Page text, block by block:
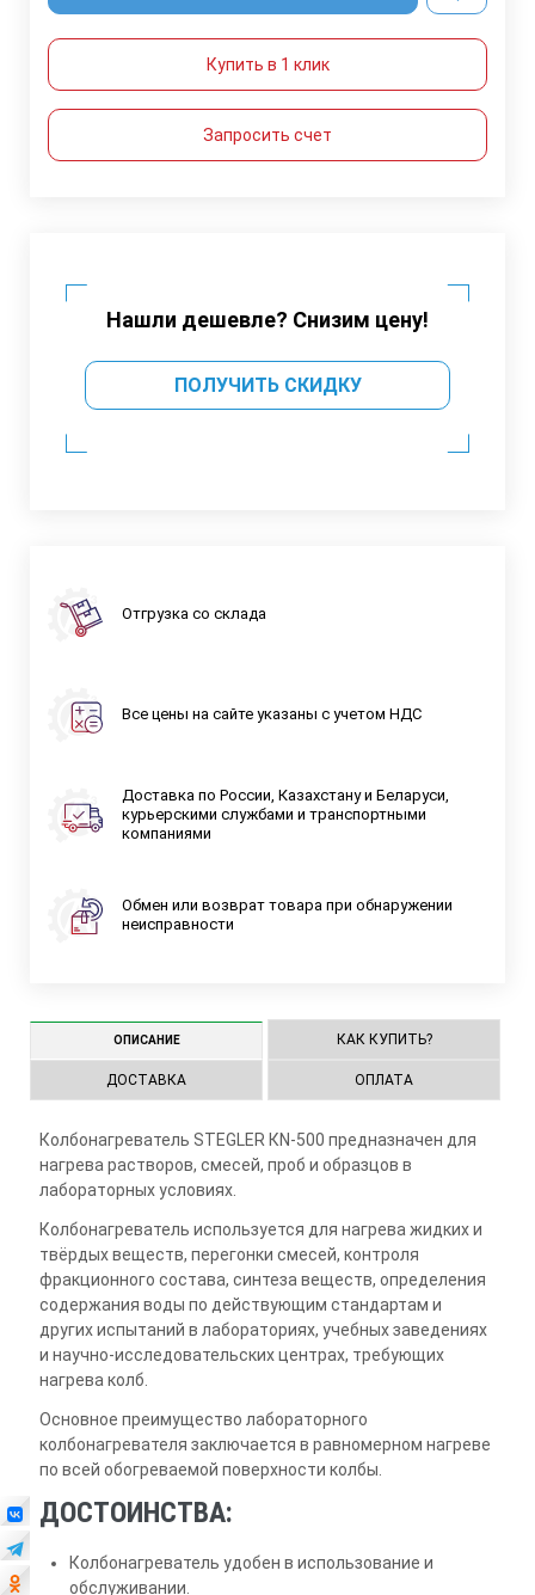
Купить в 1 клик
Запросить счет
Нашли дешевле? Снизим цену!
ПОЛУЧИТЬ СКИДКУ
Отгрузка со склада
Все цены на сайте указаны с учетом НДС
Доставка по России, Казахстану и Беларуси,
курьерскими службами и транспортными
компаниями
Обмен или возврат товара при обнаружении
неисправности
ОПИСАНИЕ КАК КУПИТЬ?
ДОСТАВКА ОПЛАТА
Колбонагреватель STEGLER КN-500 предназначен для
нагрева растворов, смесей, проб и образцов в
лабораторных условиях.
Колбонагреватель используется для нагрева жидких и
твёрдых веществ, перегонки смесей, контроля
фракционного состава, синтеза веществ, определения
содержания воды по действующим стандартам и
других испытаний в лабораториях, учебных заведениях
и научно-исследовательских центрах, требующих
нагрева колб.
Основное преимущество лабораторного
колбонагревателя заключается в равномерном нагреве
по всей обогреваемой поверхности колбы.
ДОСТОИНСТВА:
Колбонагреватель удобен в использование и
обслуживании.